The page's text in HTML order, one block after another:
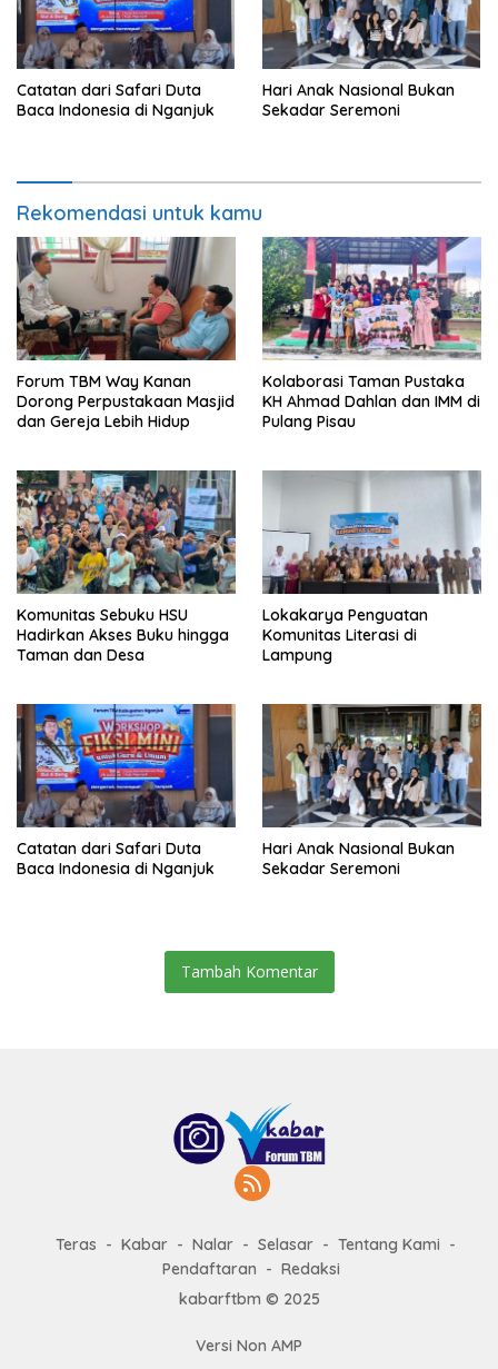
Catatan dari Safari Duta
Baca Indonesia di Nganjuk
Hari Anak Nasional Bukan
Sekadar Seremoni
Rekomendasi untuk kamu
Forum TBM Way Kanan
Dorong Perpustakaan Masjid
dan Gereja Lebih Hidup
Kolaborasi Taman Pustaka
KH Ahmad Dahlan dan IMM di
Pulang Pisau
Komunitas Sebuku HSU
Hadirkan Akses Buku hingga
Taman dan Desa
Lokakarya Penguatan
Komunitas Literasi di
Lampung
Catatan dari Safari Duta
Baca Indonesia di Nganjuk
Hari Anak Nasional Bukan
Sekadar Seremoni
Tambah Komentar
Teras Kabar Nalar Selasar
Tentang Kami
Pendaftaran
Redaksi
kabarftbm © 2025
Versi Non AMP